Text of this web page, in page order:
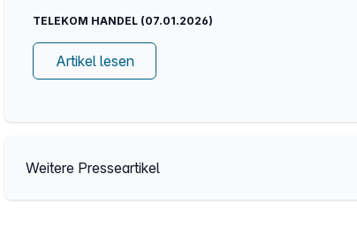
TELEKOM HANDEL (07.01.2026)
Artikel lesen
Weitere Presseartikel